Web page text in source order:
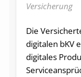
Versicherung
Die
digitalen bKV
digitales